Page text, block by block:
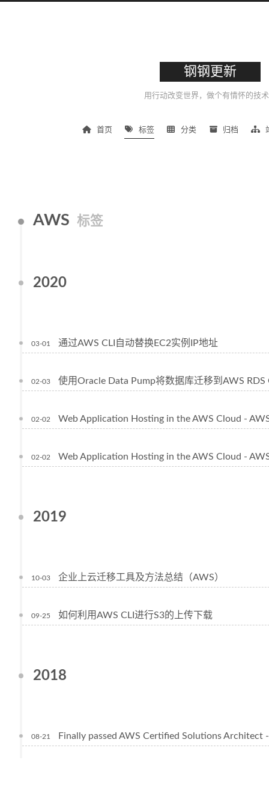
钢钢更新
用行动改变世界，做个有情怀的技
首页 标签 分类 归档
AWS 标签
2020
03-01 通过AWS CLI自动替换EC2实例IP地址
02-03 使用Oracle Data Pump将数据库迁移到AWS RDS
02-02 Web Application Hosting in the AWS Cloud -
02-02 Web Application Hosting in the AWS Cloud -
2019
10-03 企业上云迁移工具及方法总结（AWS）
09-25 如何利用AWS CLI进行S3的上传下载
2018
08-21 Finally passed AWS Certified Solutions Architect